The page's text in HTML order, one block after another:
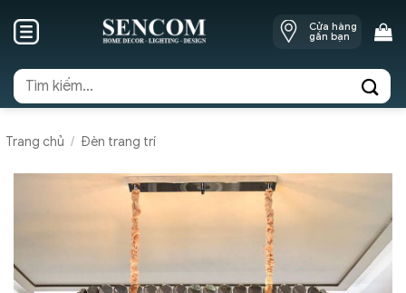
Cửa hàng
gần bạn
Tìm
kiếm:
Trang chủ / Đèn trang trí